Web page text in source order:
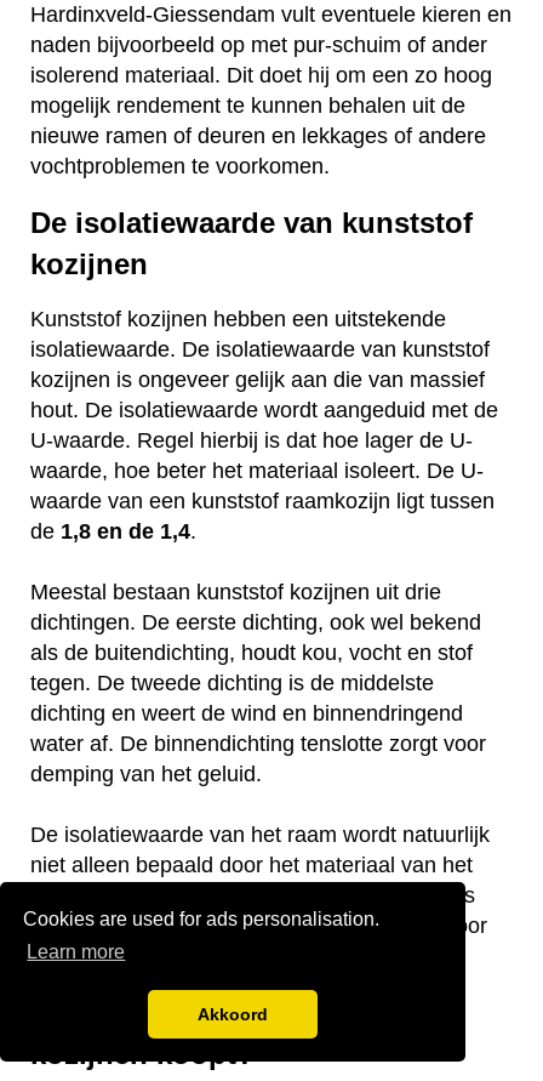
Cookies are used for ads personalisation.
Learn more
Akkoord
Hardinxveld-Giessendam vult eventuele kieren en
naden bijvoorbeeld op met pur-schuim of ander
isolerend materiaal. Dit doet hij om een zo hoog
mogelijk rendement te kunnen behalen uit de
nieuwe ramen of deuren en lekkages of andere
vochtproblemen te voorkomen.
De isolatiewaarde van kunststof
kozijnen
Kunststof kozijnen hebben een uitstekende
isolatiewaarde. De isolatiewaarde van kunststof
kozijnen is ongeveer gelijk aan die van massief
hout. De isolatiewaarde wordt aangeduid met de
U-waarde. Regel hierbij is dat hoe lager de U-
waarde, hoe beter het materiaal isoleert. De U-
waarde van een kunststof raamkozijn ligt tussen
de 1,8 en de 1,4.
Meestal bestaan kunststof kozijnen uit drie
dichtingen. De eerste dichting, ook wel bekend
als de buitendichting, houdt kou, vocht en stof
tegen. De tweede dichting is de middelste
dichting en weert de wind en binnendringend
water af. De binnendichting tenslotte zorgt voor
demping van het geluid.
De isolatiewaarde van het raam wordt natuurlijk
niet alleen bepaald door het materiaal van het
kozijn, maar ook van het soort beglazing. Kies
daarom voor de beste isolatiewaarde altijd voor
hoogrendementsglas!
Waar op letten als je kunststof
kozijnen koopt?